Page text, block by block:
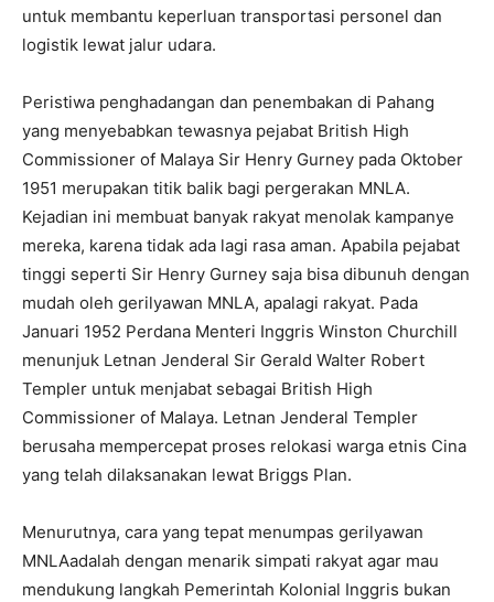
untuk membantu keperluan transportasi personel dan
logistik lewat jalur udara.
Peristiwa penghadangan dan penembakan di Pahang
yang menyebabkan tewasnya pejabat British High
Commissioner of Malaya Sir Henry Gurney pada Oktober
1951 merupakan titik balik bagi pergerakan MNLA.
Kejadian ini membuat banyak rakyat menolak kampanye
mereka, karena tidak ada lagi rasa aman. Apabila pejabat
tinggi seperti Sir Henry Gurney saja bisa dibunuh dengan
mudah oleh gerilyawan MNLA, apalagi rakyat. Pada
Januari 1952 Perdana Menteri Inggris Winston Churchill
menunjuk Letnan Jenderal Sir Gerald Walter Robert
Templer untuk menjabat sebagai British High
Commissioner of Malaya. Letnan Jenderal Templer
berusaha mempercepat proses relokasi warga etnis Cina
yang telah dilaksanakan lewat Briggs Plan.
Menurutnya, cara yang tepat menumpas gerilyawan
MNLAadalah dengan menarik simpati rakyat agar mau
mendukung langkah Pemerintah Kolonial Inggris bukan